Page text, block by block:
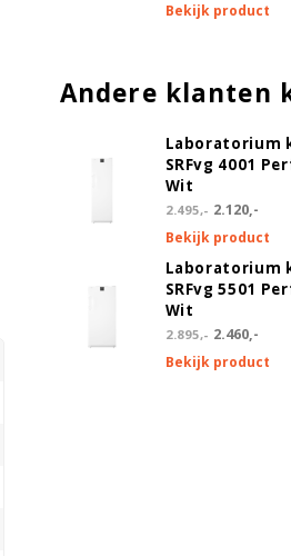
Bekijk product
Andere klanten
Laboratorium
SRFvg 4001
Wit
2.495,- 2.120,-
Bekijk product
Laboratorium
SRFvg 5501
Wit
2.895,- 2.460,-
Bekijk product